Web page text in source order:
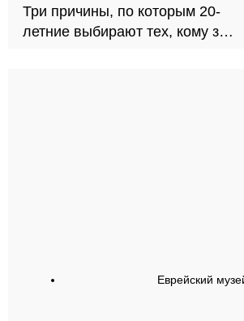
Три причины, по которым 20-
летние выбирают тех, кому за
Еврейский